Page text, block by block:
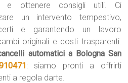
e ottenere consigli utili. Ci
un intervento tempestivo,
e garantendo un lavoro
originali e costi trasparenti.
automatici a Bologna San
: siamo pronti a offrirti
a regola darte.